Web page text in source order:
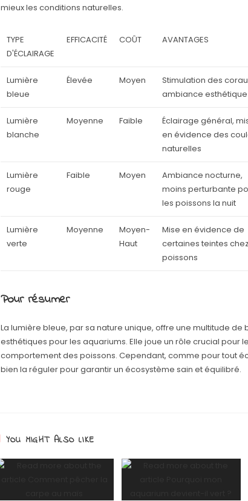
mieux les conditions naturelles.
TYPE
D'ÉCLAIRAGE
EFFICACITÉ COÛT AVANTAGES
Lumière
bleue
Élevée Moyen
Stimulation des
ambiance esthétique
Lumière
blanche
Moyenne Faible
Éclairage général,
en évidence des
naturelles
Lumière
rouge
Faible Moyen
Ambiance nocturne,
moins perturbante
les poissons la nuit
Lumière
verte
Moyenne
Moyen-
Haut
Mise en évidence de
certaines teintes
poissons
Pour résumer
La lumière bleue, par sa nature unique, offre une multitude
esthétiques pour les aquariums. Elle joue un rôle crucial pour
comportement des poissons. Cependant, comme pour tout
bien la réguler pour garantir un écosystème sain et équilibré.
YOU MIGHT ALSO LIKE